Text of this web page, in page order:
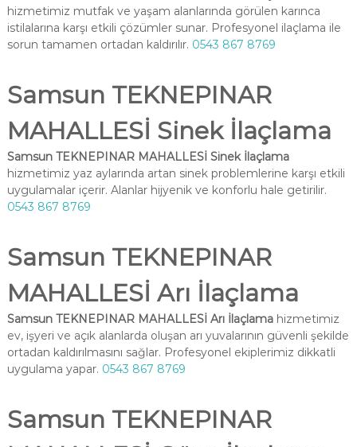
hizmetimiz mutfak ve yaşam alanlarında görülen karınca
istilalarına karşı etkili çözümler sunar. Profesyonel ilaçlama ile
sorun tamamen ortadan kaldırılır. 0543 867 8769
Samsun TEKNEPINAR
MAHALLESİ Sinek İlaçlama
Samsun TEKNEPINAR MAHALLESİ Sinek İlaçlama
hizmetimiz yaz aylarında artan sinek problemlerine karşı etkili
uygulamalar içerir. Alanlar hijyenik ve konforlu hale getirilir.
0543 867 8769
Samsun TEKNEPINAR
MAHALLESİ Arı İlaçlama
Samsun TEKNEPINAR MAHALLESİ Arı İlaçlamahizmetimiz
ev, işyeri ve açık alanlarda oluşan arı yuvalarının güvenli şekilde
ortadan kaldırılmasını sağlar. Profesyonel ekiplerimiz dikkatli
uygulama yapar. 0543 867 8769
Samsun TEKNEPINAR